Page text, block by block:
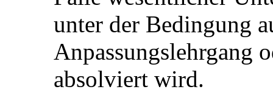
unter der Bedingung
Anpassungslehrgang
absolviert wird.